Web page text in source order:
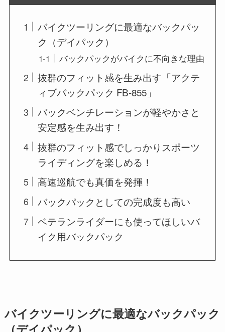
バイクツーリングに最適なバックパッ
ク（デイパック）
バックパックがバイクに不向きな理由
抜群のフィット感を生み出す「アクテ
ィブバックパック FB-855」
バックベンチレーションが軽やかさと
安定感を生み出す！
抜群のフィット感でしっかりスポーツ
ライディングを楽しめる！
高速巡航でも真価を発揮！
バックパックとしての完成度も高い
ベテランライダーにも使ってほしいバ
イク用バックパック
バイクツーリングに最適なバックパック